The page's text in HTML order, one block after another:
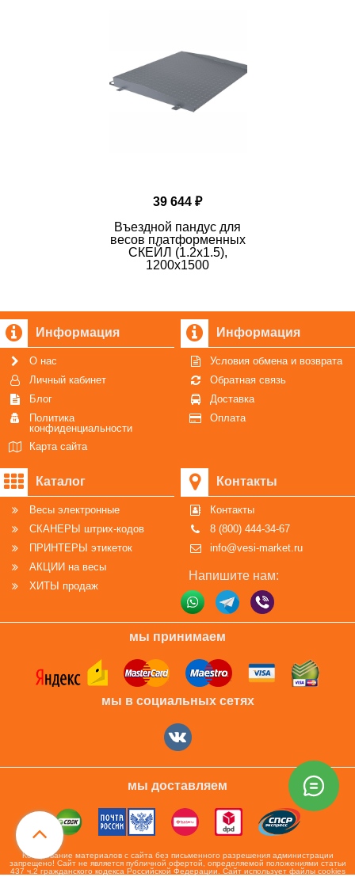
39 644 ₽
Въездной пандус для
весов платформенных
СКЕЙЛ (1.2х1.5),
1200х1500
Информация
О нас
Личный кабинет
Блог
Политика
конфиденциальности
Карта сайта
Информация
Условия обмена и возврата
Обратная связь
Доставка
Оплата
Каталог
Весы электронные
СКАНЕРЫ штрих-кодов
ПРИНТЕРЫ этикеток
АКЦИИ на весы
ХИТЫ продаж
Контакты
Контакты
8 (800) 444-34-67
info@vesi-market.ru
Напишите нам:
мы принимаем
мы в социальных сетях
мы доставляем
Копирование материалов с сайта без письменного разрешения администрации
запрещено! Сайт не является публичной офертой, определяемой положениями статьи
437 ч.2 гражданского кодекса Российской Федерации. Сайт использует файлы cookies